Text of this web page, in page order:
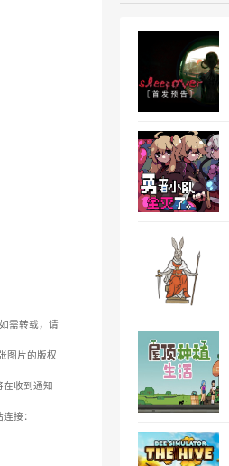
需转载，请
图片的版权
收到通知
接：